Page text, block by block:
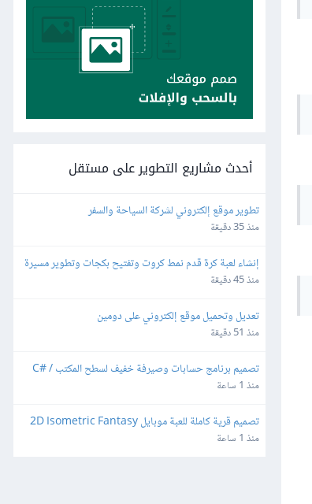
أحدث مشاريع التطوير على مستقل
تطوير موقع إلكتروني لشركة السياحة والسفر
منذ 35 دقيقة
لاعب للهواتف
منذ 45 دقيقة
تعديل وتحميل موقع إلكتروني على دومين
منذ 51 دقيقة
SQLite
منذ 1 ساعة
تصميم قرية كاملة للعبة موبايل 2D Isometric Fantasy
منذ 1 ساعة